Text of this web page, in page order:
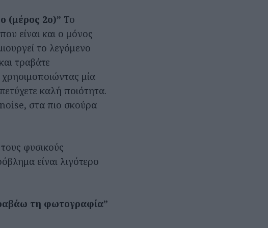
(μέρος 2ο)” Το
είναι και ο μόνος
το λεγόμενο
τραβάτε
μία
καλή ποιότητα.
στα πιο σκούρα
φυσικούς
είναι λιγότερο
τη φωτογραφία”